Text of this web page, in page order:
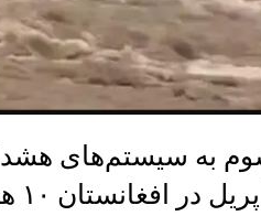
به سیستم‌های